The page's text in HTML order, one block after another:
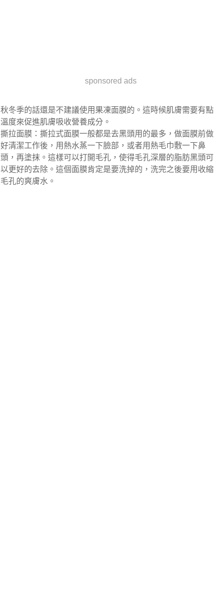
sponsored ads
秋冬季的話還是不建議使用果凍面膜的。這時候肌膚需要有點
溫度來促進肌膚吸收營養成分。
撕拉面膜：撕拉式面膜一般都是去黑頭用的最多，做面膜前做
好清潔工作後，用熱水蒸一下臉部，或者用熱毛巾敷一下鼻
頭，再塗抹。這樣可以打開毛孔，使得毛孔深層的脂肪黑頭可
以更好的去除。這個面膜肯定是要洗掉的，洗完之後要用收縮
毛孔的爽膚水。